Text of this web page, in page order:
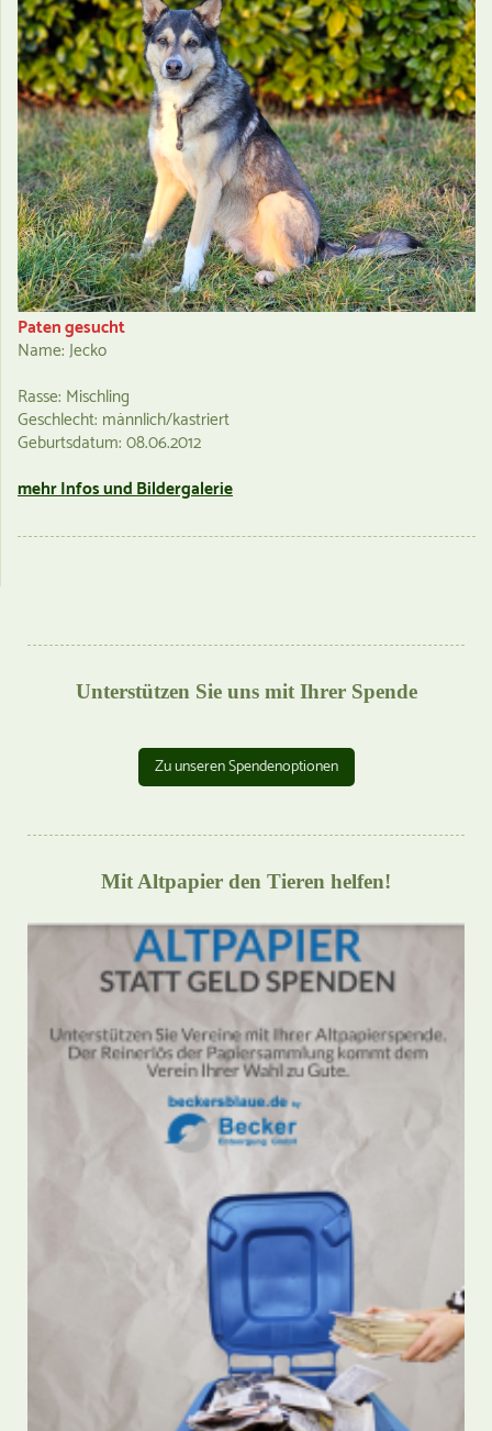
Paten gesucht
Name: Jecko
Rasse: Mischling
Geschlecht: männlich/kastriert
Geburtsdatum: 08.06.2012
mehr Infos und Bildergalerie
Unterstützen Sie uns mit Ihrer Spende
Zu unseren Spendenoptionen
Mit Altpapier den Tieren helfen!